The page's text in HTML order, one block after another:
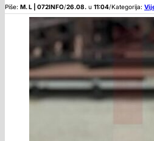
Piše: M. L | 072INFO/26.08. u 11:04/Kategorija: